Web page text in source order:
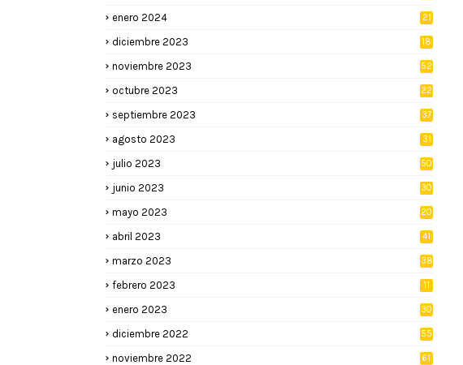
enero 2024 21
diciembre 2023 18
noviembre 2023 52
octubre 2023 22
septiembre 2023 37
agosto 2023 31
julio 2023 50
junio 2023 30
mayo 2023 20
abril 2023 41
marzo 2023 38
febrero 2023 11
enero 2023 30
diciembre 2022 55
noviembre 2022 61